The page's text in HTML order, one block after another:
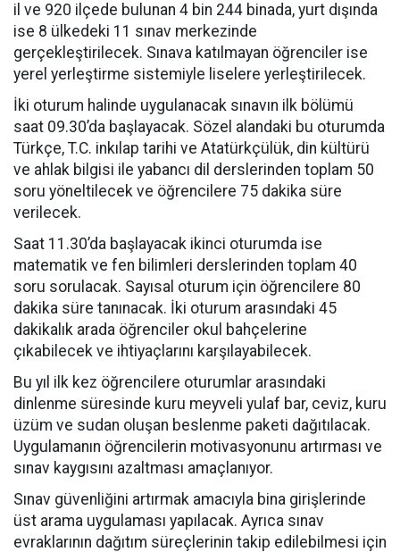
il ve 920 ilçede bulunan 4 bin 244 binada, yurt dışında
ise 8 ülkedeki 11 sınav merkezinde
gerçekleştirilecek. Sınava katılmayan öğrenciler ise
yerel yerleştirme sistemiyle liselere yerleştirilecek.
İki oturum halinde uygulanacak sınavın ilk bölümü
saat 09.30’da başlayacak. Sözel alandaki bu oturumda
Türkçe, T.C. inkılap tarihi ve Atatürkçülük, din kültürü
ve ahlak bilgisi ile yabancı dil derslerinden toplam 50
soru yöneltilecek ve öğrencilere 75 dakika süre
verilecek.
Saat 11.30’da başlayacak ikinci oturumda ise
matematik ve fen bilimleri derslerinden toplam 40
soru sorulacak. Sayısal oturum için öğrencilere 80
dakika süre tanınacak. İki oturum arasındaki 45
dakikalık arada öğrenciler okul bahçelerine
çıkabilecek ve ihtiyaçlarını karşılayabilecek.
Bu yıl ilk kez öğrencilere oturumlar arasındaki
dinlenme süresinde kuru meyveli yulaf bar, ceviz, kuru
üzüm ve sudan oluşan beslenme paketi dağıtılacak.
Uygulamanın öğrencilerin motivasyonunu artırması ve
sınav kaygısını azaltması amaçlanıyor.
Sınav güvenliğini artırmak amacıyla bina girişlerinde
üst arama uygulaması yapılacak. Ayrıca sınav
evraklarının dağıtım süreçlerinin takip edilebilmesi için